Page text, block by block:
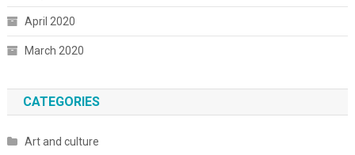
April 2020
March 2020
CATEGORIES
Art and culture